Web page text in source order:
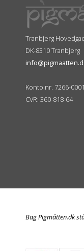
Tranbjerg
DK-8310 Tranbjerg
Konto nr. 7266-
CVR: 360-818-64
Bag Pigmåtten.dk